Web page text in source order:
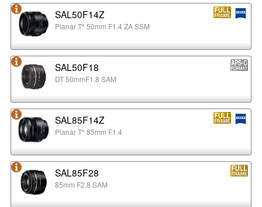
SAL50F14Z
Planar T* 50mm F1.4 ZA SSM
SAL50F18
DT 50mmF1.8 SAM
SAL85F14Z
Planar T* 85mm F1.4
SAL85F28
85mm F2.8 SAM